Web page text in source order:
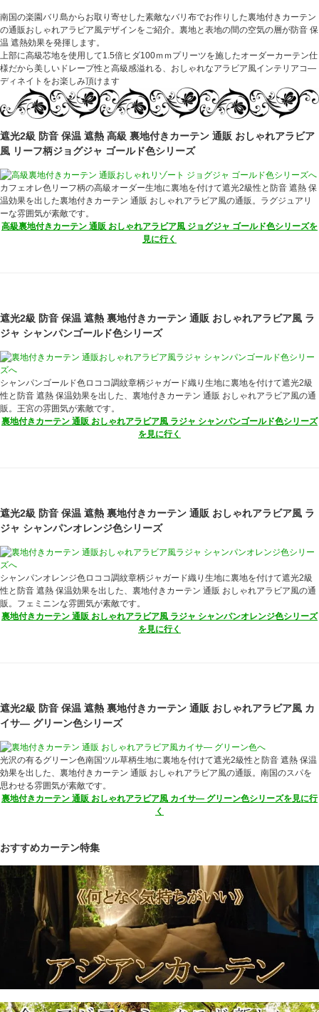
南国の楽園バリ島からお取り寄せした素敵なバリ布でお作りした裏地付きカーテン
の通販おしゃれアラビア風デザインをご紹介。裏地と表地の間の空気の層が防音 保
温 遮熱効果を発揮します。
上部に高級芯地を使用して1.5倍ヒダ100ｍｍプリーツを施したオーダーカーテン仕
様だから美しいドレープ性と高級感溢れる、おしゃれなアラビア風インテリアコ―
ディネイトをお楽しみ頂けます
遮光2級 防音 保温 遮熱 高級 裏地付きカーテン 通販 おしゃれアラビア
風 リーフ柄ジョグジャ ゴールド色シリーズ
カフェオレ色リーフ柄の高級オーダー生地に裏地を付けて遮光2級性と防音 遮熱 保
温効果を出した裏地付きカーテン 通販 おしゃれアラビア風の通販。ラグジュアリ
ーな雰囲気が素敵です。
高級裏地付きカーテン 通販 おしゃれアラビア風 ジョグジャ ゴールド色シリーズを
見に行く
遮光2級 防音 保温 遮熱 裏地付きカーテン 通販 おしゃれアラビア風 ラ
ジャ シャンパンゴールド色シリーズ
シャンパンゴールド色ロココ調紋章柄ジャガード織り生地に裏地を付けて遮光2級
性と防音 遮熱 保温効果を出した、裏地付きカーテン 通販 おしゃれアラビア風の通
販。王宮の雰囲気が素敵です。
裏地付きカーテン 通販 おしゃれアラビア風 ラジャ シャンパンゴールド色シリーズ
を見に行く
遮光2級 防音 保温 遮熱 裏地付きカーテン 通販 おしゃれアラビア風 ラ
ジャ シャンパンオレンジ色シリーズ
シャンパンオレンジ色ロココ調紋章柄ジャガード織り生地に裏地を付けて遮光2級
性と防音 遮熱 保温効果を出した、裏地付きカーテン 通販 おしゃれアラビア風の通
販。フェミニンな雰囲気が素敵です。
裏地付きカーテン 通販 おしゃれアラビア風 ラジャ シャンパンオレンジ色シリーズ
を見に行く
遮光2級 防音 保温 遮熱 裏地付きカーテン 通販 おしゃれアラビア風 カ
イサ― グリーン色シリーズ
光沢の有るグリーン色南国ツル草柄生地に裏地を付けて遮光2級性と防音 遮熱 保温
効果を出した、裏地付きカーテン 通販 おしゃれアラビア風の通販。南国のスパを
思わせる雰囲気が素敵です。
裏地付きカーテン 通販 おしゃれアラビア風 カイサ― グリーン色シリーズを見に行
く
おすすめカーテン特集